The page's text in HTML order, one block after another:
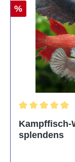
%
Kampffisch-
splendens